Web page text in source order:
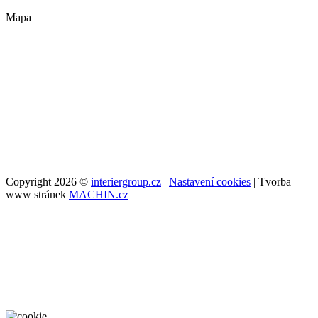
Mapa
Copyright 2026 © interiergroup.cz | Nastavení cookies | Tvorba
www stránek MACHIN.cz